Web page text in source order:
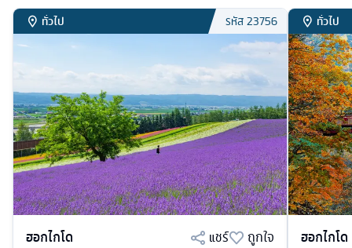
ทั่วไป รหัส23756
ฮอกไกโด แชร์
ถูกใจ
ทั่วไป
ฮอกไกโด